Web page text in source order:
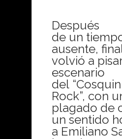
Después
de un
ausente,
volvió a
escenario
del “Cosquin
Rock”, con
plagado de
un sentido
a Emiliano